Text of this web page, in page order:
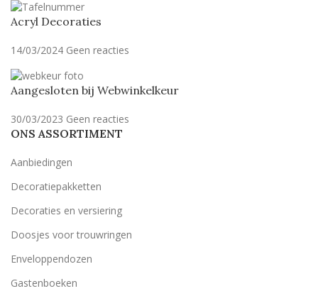
Acryl Decoraties
14/03/2024 Geen reacties
Aangesloten bij Webwinkelkeur
30/03/2023 Geen reacties
ONS ASSORTIMENT
Aanbiedingen
Decoratiepakketten
Decoraties en versiering
Doosjes voor trouwringen
Enveloppendozen
Gastenboeken